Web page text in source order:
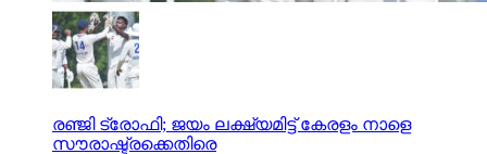
രഞ്ജി ട്രോഫി; ജയം ലക്ഷ്യമിട്ട് കേരളം നാളെ
സൗരാഷ്ട്രക്കെതിരെ